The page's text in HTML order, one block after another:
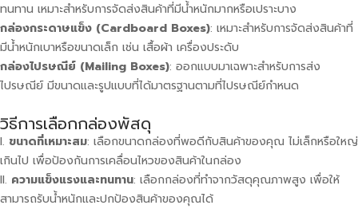
ทนทาน เหมาะสำหรับการจัดส่งสินค้าที่มีน้ำหนักมากหรือเปราะบาง
กล่องกระดาษแข็ง (Cardboard Boxes): เหมาะสำหรับการจัดส่งสินค้าที่
มีน้ำหนักเบาหรือขนาดเล็ก เช่น เสื้อผ้า เครื่องประดับ
กล่องไปรษณีย์ (Mailing Boxes): ออกแบบมาเฉพาะสำหรับการส่ง
ไปรษณีย์ มีขนาดและรูปแบบที่ได้มาตรฐานตามที่ไปรษณีย์กำหนด
วิธีการเลือกกล่องพัสดุ
ขนาดที่เหมาะสม: เลือกขนาดกล่องที่พอดีกับสินค้าของคุณ ไม่เล็กหรือใหญ่
เกินไป เพื่อป้องกันการเคลื่อนไหวของสินค้าในกล่อง
ความแข็งแรงและทนทาน: เลือกกล่องที่ทำจากวัสดุคุณภาพสูง เพื่อให้
สามารถรับน้ำหนักและปกป้องสินค้าของคุณได้